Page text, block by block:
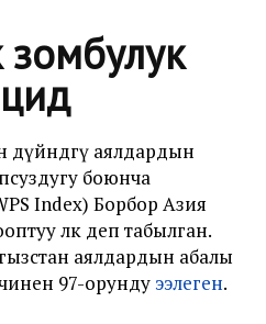
аялдардын
боюнча
Index) Борбор Азия
өлкө деп табылган.
аялдардын абалы
97-орундуээлеген.